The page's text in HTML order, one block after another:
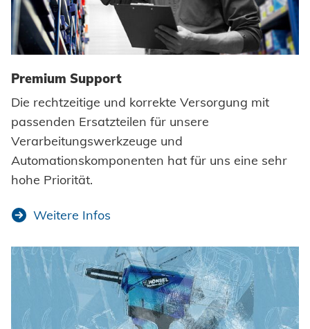
Premium Support
Die rechtzeitige und korrekte Versorgung mit
passenden Ersatzteilen für unsere
Verarbeitungswerkzeuge und
Automationskomponenten hat für uns eine sehr
hohe Priorität.
Weitere Infos